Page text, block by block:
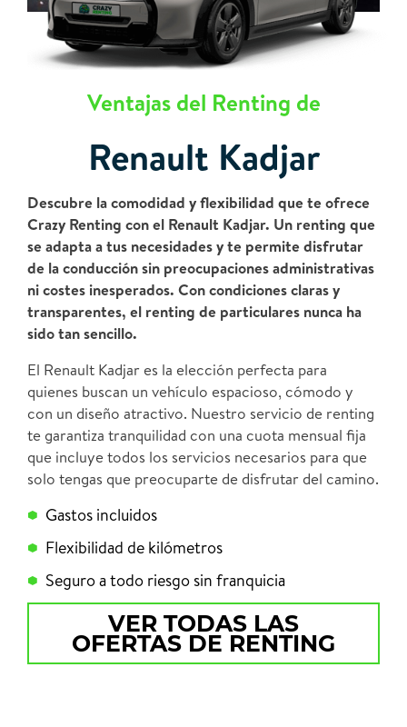
Ventajas del Renting de
Renault Kadjar
Descubre la comodidad y flexibilidad que te ofrece
Crazy Renting con el Renault Kadjar. Un renting que
se adapta a tus necesidades y te permite disfrutar
de la conducción sin preocupaciones administrativas
ni costes inesperados. Con condiciones claras y
transparentes, el renting de particulares nunca ha
sido tan sencillo.
El Renault Kadjar es la elección perfecta para
quienes buscan un vehículo espacioso, cómodo y
con un diseño atractivo. Nuestro servicio de renting
te garantiza tranquilidad con una cuota mensual fija
que incluye todos los servicios necesarios para que
solo tengas que preocuparte de disfrutar del camino.
Gastos incluidos
Flexibilidad de kilómetros
Seguro a todo riesgo sin franquicia
VER TODAS LAS
OFERTAS DE RENTING